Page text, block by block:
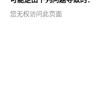
您无权访问此页面